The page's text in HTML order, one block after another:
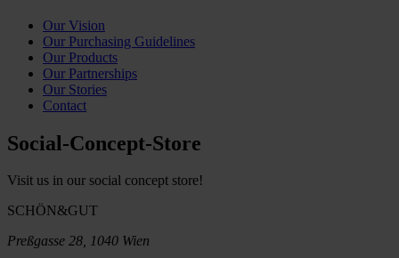
Our Vision
Our Purchasing Guidelines
Our Products
Our Partnerships
Our Stories
Contact
Social-Concept-Store
Visit us in our social concept store!
SCHÖN&GUT
Preßgasse 28, 1040 Wien